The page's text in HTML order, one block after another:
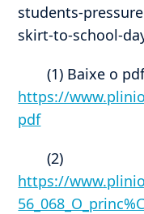
students-
skirt-to-school-
(1) Baixe o
https://
pdf
(2)
https://